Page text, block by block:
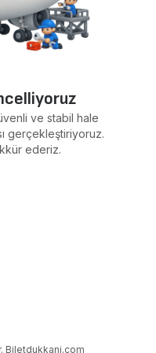
ve stabil hale
gerçekleştiriyoruz.
ederiz.
Biletdukkani.com